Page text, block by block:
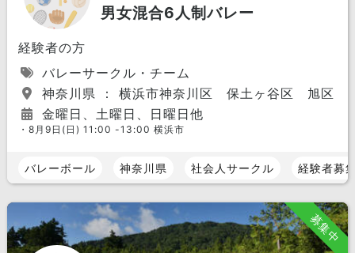
男女混合6人制バレー
経験者の方
バレーサークル・チーム
神奈川県 ： 横浜市神奈川区 保土ヶ谷区 旭区
金曜日、土曜日、日曜日他
・8月9日(日) 11:00 -13:00 横浜市
バレーボール 神奈川県 社会人サークル 経験者募
募集中